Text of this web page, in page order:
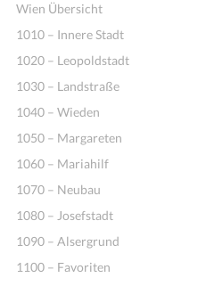
Wien Übersicht
1010 – Innere Stadt
1020 – Leopoldstadt
1030 – Landstraße
1040 – Wieden
1050 – Margareten
1060 – Mariahilf
1070 – Neubau
1080 – Josefstadt
1090 – Alsergrund
1100 – Favoriten